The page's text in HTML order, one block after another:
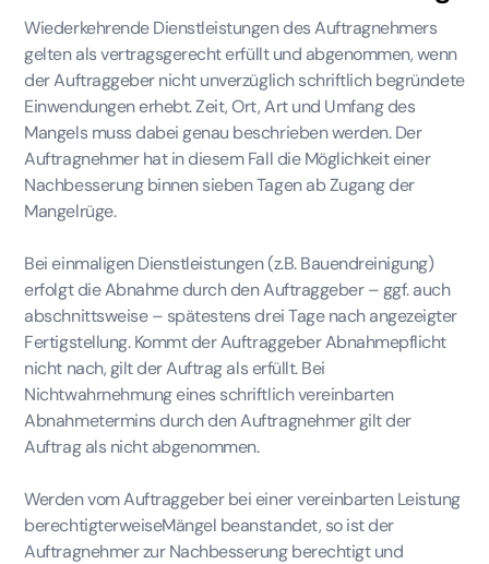
Wiederkehrende Dienstleistungen des Auftragnehmers
gelten als vertragsgerecht erfüllt und abgenommen, wenn
der Auftraggeber nicht unverzüglich schriftlich begründete
Einwendungen erhebt. Zeit, Ort, Art und Umfang des
Mangels muss dabei genau beschrieben werden. Der
Auftragnehmer hat in diesem Fall die Möglichkeit einer
Nachbesserung binnen sieben Tagen ab Zugang der
Mangelrüge.
Bei einmaligen Dienstleistungen (z.B. Bauendreinigung)
erfolgt die Abnahme durch den Auftraggeber – ggf. auch
abschnittsweise – spätestens drei Tage nach angezeigter
Fertigstellung. Kommt der Auftraggeber Abnahmepflicht
nicht nach, gilt der Auftrag als erfüllt. Bei
Nichtwahrnehmung eines schriftlich vereinbarten
Abnahmetermins durch den Auftragnehmer gilt der
Auftrag als nicht abgenommen.
Werden vom Auftraggeber bei einer vereinbarten Leistung
berechtigterweiseMängel beanstandet, so ist der
Auftragnehmer zur Nachbesserung berechtigt und